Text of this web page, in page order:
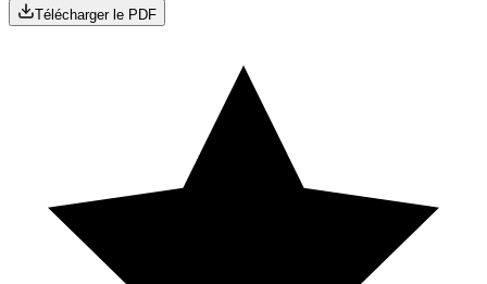
Télécharger le PDF